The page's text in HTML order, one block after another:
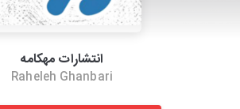
انتشارات مهکامه
Raheleh Ghanbari